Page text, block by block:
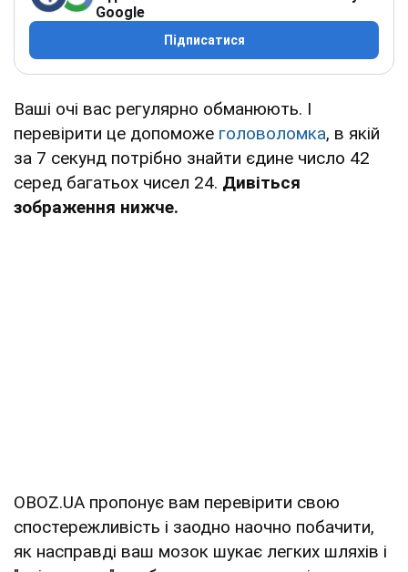
Google
Підписатися
Ваші очі вас регулярно обманюють. І
перевірити це допоможе головоломка, в якій
за 7 секунд потрібно знайти єдине число 42
серед багатьох чисел 24. Дивіться
зображення нижче.
OBOZ.UA пропонує вам перевірити свою
спостережливість і заодно наочно побачити,
як насправді ваш мозок шукає легких шляхів і